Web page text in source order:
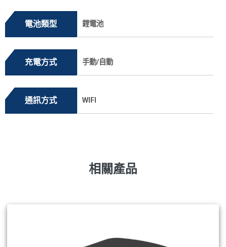
電池類型 鋰電池
充電方式 手動/自動
通訊方式 WIFI
相關產品